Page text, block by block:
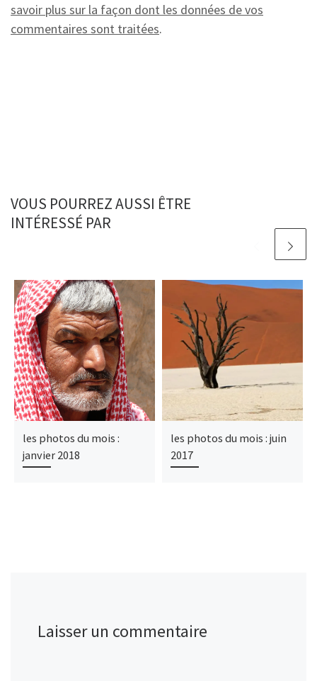
savoir plus sur la façon dont les données de vos
commentaires sont traitées.
VOUS POURREZ AUSSI ÊTRE
INTÉRESSÉ PAR
les photos du mois :
janvier 2018
les photos du mois : juin
2017
Laisser un commentaire